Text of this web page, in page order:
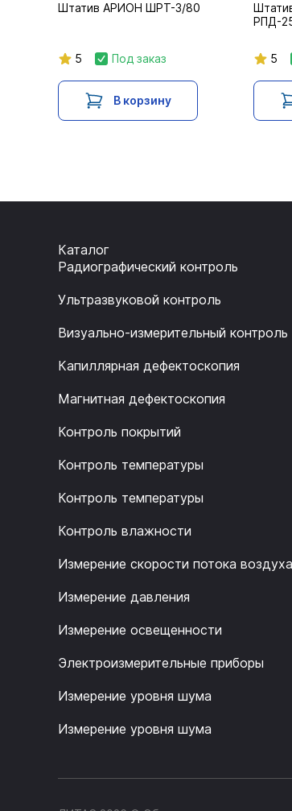
Штатив АРИОН ШРТ-3/80
5 Под заказ
В корзину
РПД-
5
Каталог
Радиографический контроль
Ультразвуковой контроль
Визуально-измерительный контроль
Капиллярная дефектоскопия
Магнитная дефектоскопия
Контроль покрытий
Контроль температуры
Контроль температуры
Контроль влажности
Измерение скорости потока воздуха
Измерение давления
Измерение освещенности
Электроизмерительные приборы
Измерение уровня шума
Измерение уровня шума